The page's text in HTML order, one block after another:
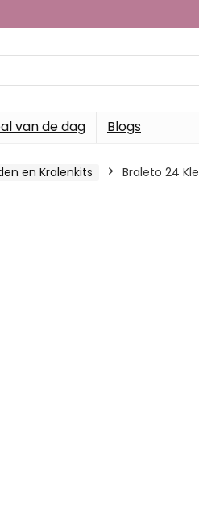
van de dag Blogs
en Kralenkits
Braleto 24